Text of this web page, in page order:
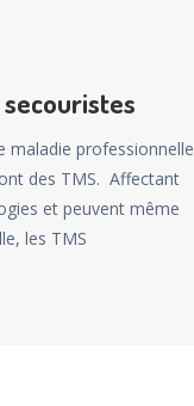
maladie professionnelle
des TMS. Affectant
et peuvent même
les TMS